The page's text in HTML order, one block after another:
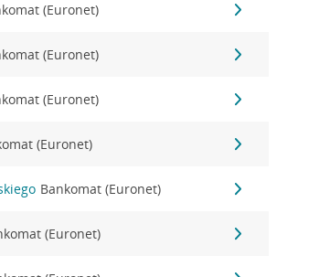
(Euronet)
(Euronet)
(Euronet)
(Euronet)
Bankomat (Euronet)
(Euronet)